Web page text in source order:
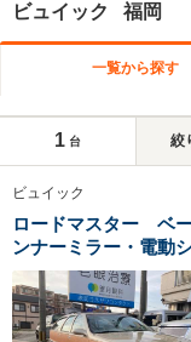
ビュイック 福岡
一覧から探す
1 台 絞
ビュイック
ロードマスター ベ
ンナーミラー・電動
イブレコーダー・ベ